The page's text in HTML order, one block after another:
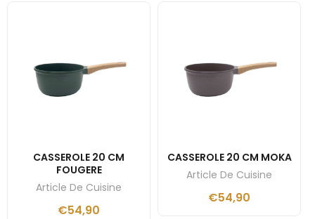
CASSEROLE 20 CM
FOUGERE
Article De Cuisine
€54,90
CASSEROLE 20 CM MOKA
Article De Cuisine
€54,90